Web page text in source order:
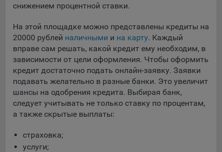
снижением процентной ставки.
На этой площадке можно представлены кредиты на
20000 рублей наличными и на карту. Каждый
вправе сам решать, какой кредит ему необходим, в
зависимости от цели оформления. Чтобы оформить
кредит достаточно подать онлайн-заявку. Заявки
подавать желательно в разные банки. Это увеличит
шансы на одобрения кредита. Выбирая банк,
следует учитывать не только ставку по процентам,
а также скрытые выплаты:
страховка;
услуги;